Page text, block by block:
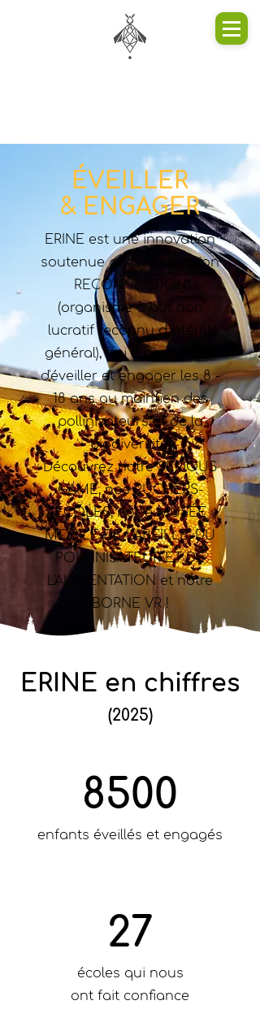
ÉVEILLER
& ENGAGER
ERINE est une innovation
soutenue par l'association
RECONNECTION
(organisme à but non
lucratif reconnu d'intérêt
général), qui a pour objet
d'éveiller et engager les 8 -
18 ans au maintien des
pollinisateurs et de la
biodiversité.
Découvrez notre SERIOUS
GAME, nos RUCHERS-
ÉCOLES, notre MUSÉE
MOBILE DE L'ABEILLE, DU
POLLINISATEUR ET DE
L'ALIMENTATION et notre
BORNE VR !
ERINE en chiffres
(2025)
8500
enfants éveillés et engagés
27
écoles qui nous
ont fait confiance